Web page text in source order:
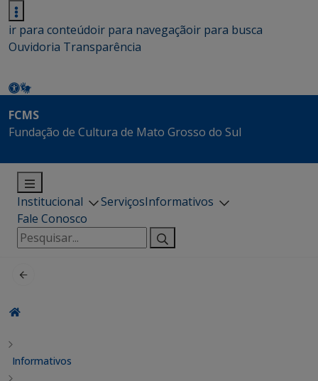
ir para conteúdoir para navegaçãoir para busca
Ouvidoria Transparência
FCMS
Fundação de Cultura de Mato Grosso do Sul
Institucional ServiçosInformativos
Fale Conosco
Pesquisar
por:
Informativos